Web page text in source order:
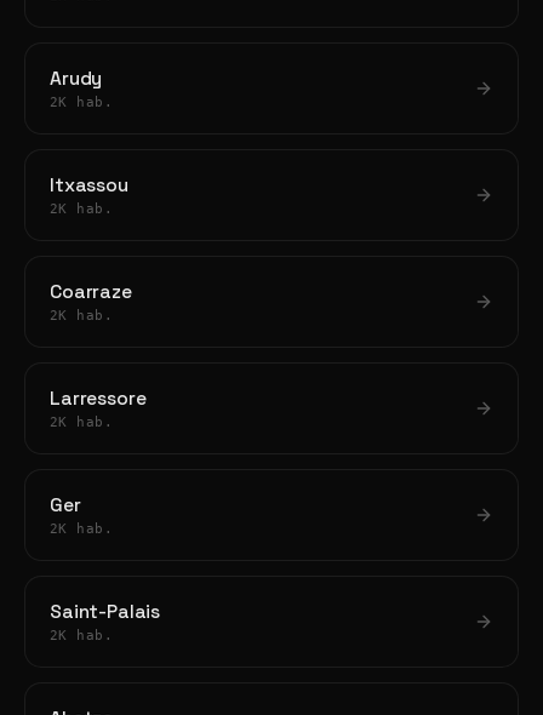
Arudy
2K hab.
Itxassou
2K hab.
Coarraze
2K hab.
Larressore
2K hab.
Ger
2K hab.
Saint-Palais
2K hab.